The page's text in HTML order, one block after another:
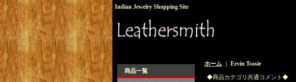
Indian Jewelry Shopping Site
商品一覧
ホーム
Ervin Tsosie
◆商品カテゴリ共通コメント◆